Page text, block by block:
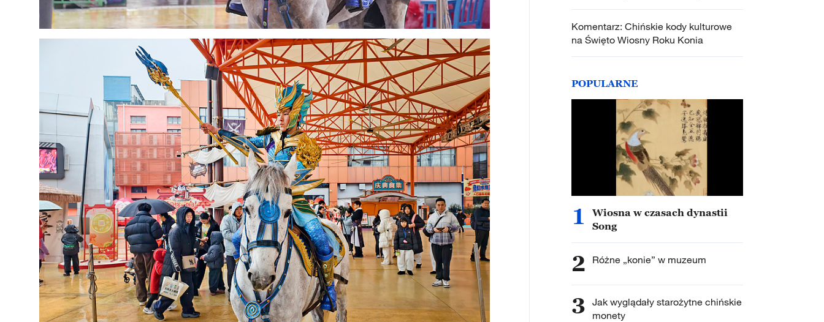
Komentarz: Chińskie kody kulturowe
na Święto Wiosny Roku Konia
POPULARNE
1
Wiosna w czasach dynastii
Song
2 Różne „konie” w muzeum
3 Jak wyglądały starożytne chińskie
monety